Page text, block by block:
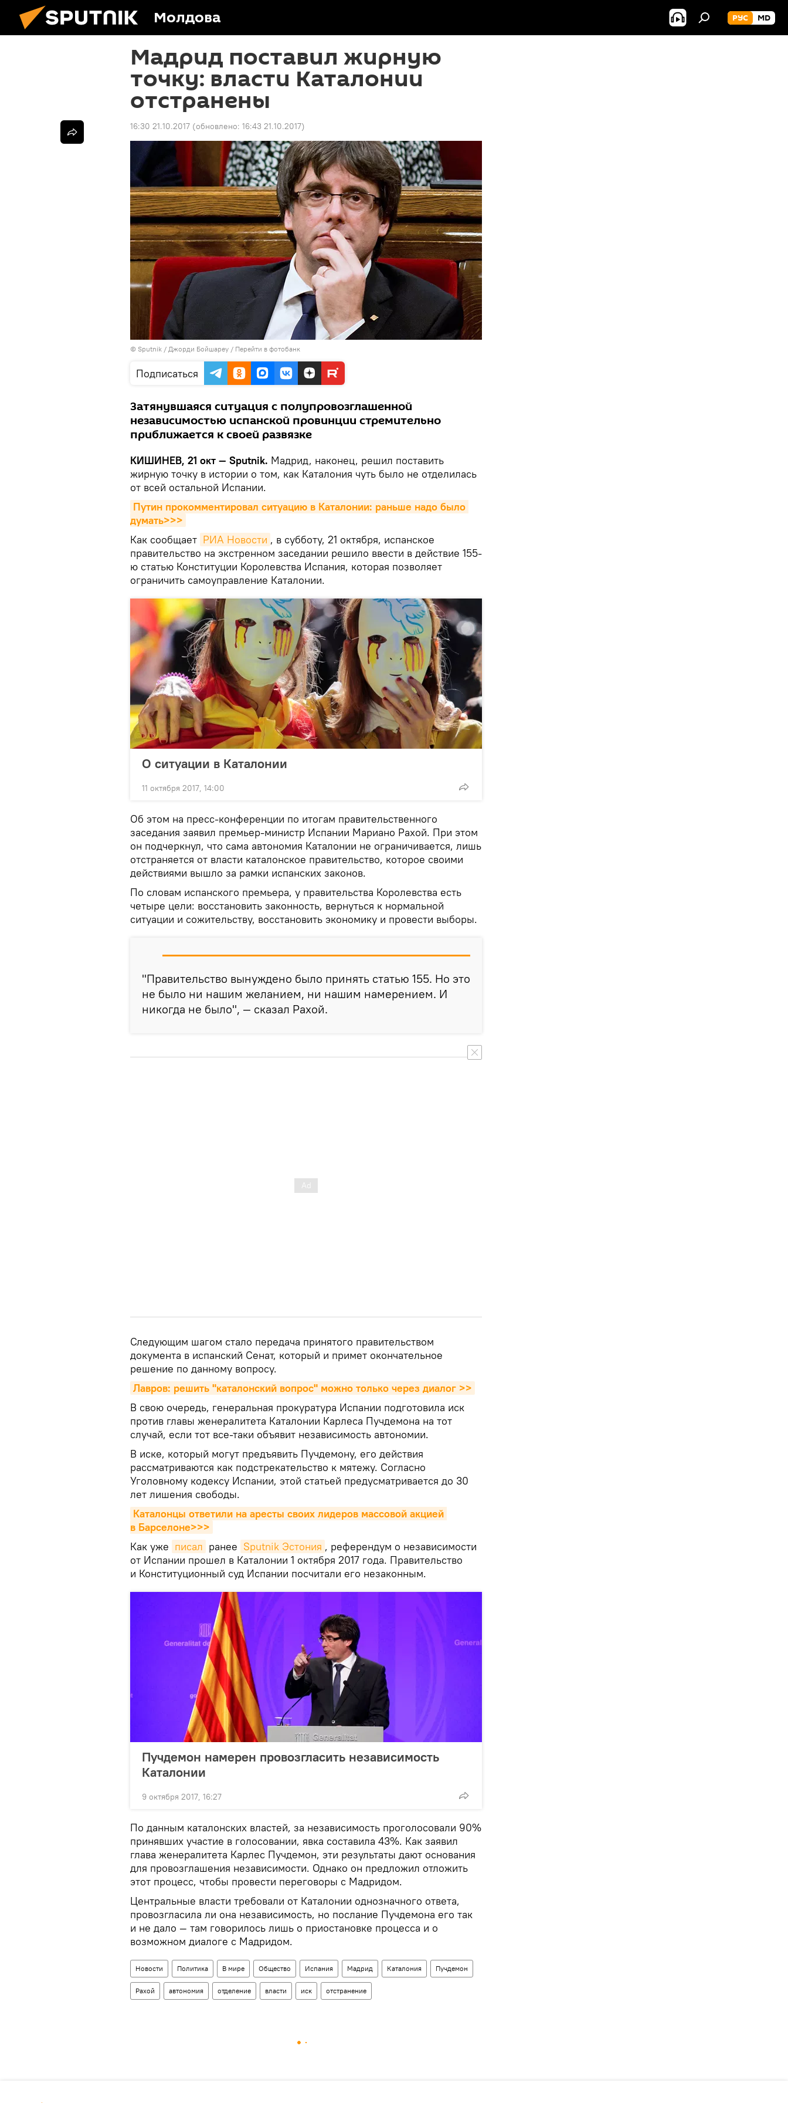
Молдова РУС MD
Мадрид поставил жирную
точку: власти Каталонии
отстранены
16:30 21.10.2017 (обновлено: 16:43 21.10.2017)
© Sputnik / Джорди Бойшареу / Перейти в фотобанк
Подписаться
Затянувшаяся ситуация с полупровозглашенной
независимостью испанской провинции стремительно
приближается к своей развязке
КИШИНЕВ, 21 окт — Sputnik. Мадрид, наконец, решил поставить
жирную точку в истории о том, как Каталония чуть было не отделилась
от всей остальной Испании.
Путин прокомментировал ситуацию в Каталонии: раньше надо было
думать>>>
Как сообщает РИА Новости , в субботу, 21 октября, испанское
правительство на экстренном заседании решило ввести в действие 155-
ю статью Конституции Королевства Испания, которая позволяет
ограничить самоуправление Каталонии.
О ситуации в Каталонии
11 октября 2017, 14:00
Об этом на пресс-конференции по итогам правительственного
заседания заявил премьер-министр Испании Мариано Рахой. При этом
он подчеркнул, что сама автономия Каталонии не ограничивается, лишь
отстраняется от власти каталонское правительство, которое своими
действиями вышло за рамки испанских законов.
По словам испанского премьера, у правительства Королевства есть
четыре цели: восстановить законность, вернуться к нормальной
ситуации и сожительству, восстановить экономику и провести выборы.
"Правительство вынуждено было принять статью 155. Но это
не было ни нашим желанием, ни нашим намерением. И
никогда не было", — сказал Рахой.
Следующим шагом стало передача принятого правительством
документа в испанский Сенат, который и примет окончательное
решение по данному вопросу.
Лавров: решить "каталонский вопрос" можно только через диалог >>
В свою очередь, генеральная прокуратура Испании подготовила иск
против главы женералитета Каталонии Карлеса Пучдемона на тот
случай, если тот все-таки объявит независимость автономии.
В иске, который могут предъявить Пучдемону, его действия
рассматриваются как подстрекательство к мятежу. Согласно
Уголовному кодексу Испании, этой статьей предусматривается до 30
лет лишения свободы.
Каталонцы ответили на аресты своих лидеров массовой акцией
в Барселоне>>>
Как уже писал ранее Sputnik Эстония , референдум о независимости
от Испании прошел в Каталонии 1 октября 2017 года. Правительство
и Конституционный суд Испании посчитали его незаконным.
Пучдемон намерен провозгласить независимость
Каталонии
9 октября 2017, 16:27
По данным каталонских властей, за независимость проголосовали 90%
принявших участие в голосовании, явка составила 43%. Как заявил
глава женералитета Карлес Пучдемон, эти результаты дают основания
для провозглашения независимости. Однако он предложил отложить
этот процесс, чтобы провести переговоры с Мадридом.
Центральные власти требовали от Каталонии однозначного ответа,
провозгласила ли она независимость, но послание Пучдемона его так
и не дало — там говорилось лишь о приостановке процесса и о
возможном диалоге с Мадридом.
Новости Политика В мире Общество Испания Мадрид Каталония Пучдемон
Рахой автономия отделение власти иск отстранение